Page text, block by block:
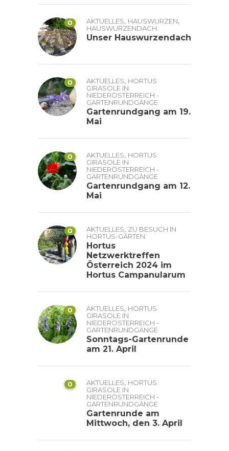
0 AKTUELLES, HAUSWURZEN,
HAUSWURZENDACH
Unser Hauswurzendach
0 AKTUELLES, HORTUS
GIRASOLE IN
NIEDERÖSTERREICH -
GARTENRUNDGÄNGE
Gartenrundgang am 19.
Mai
0 AKTUELLES, HORTUS
GIRASOLE IN
NIEDERÖSTERREICH -
GARTENRUNDGÄNGE
Gartenrundgang am 12.
Mai
0 AKTUELLES, ZU BESUCH IN
HORTUS-GÄRTEN
Hortus
Netzwerktreffen
Österreich 2024 im
Hortus Campanularum
0 AKTUELLES, HORTUS
GIRASOLE IN
NIEDERÖSTERREICH -
GARTENRUNDGÄNGE
Sonntags-Gartenrunde
am 21. April
0 AKTUELLES, HORTUS
GIRASOLE IN
NIEDERÖSTERREICH -
GARTENRUNDGÄNGE
Gartenrunde am
Mittwoch, den 3. April